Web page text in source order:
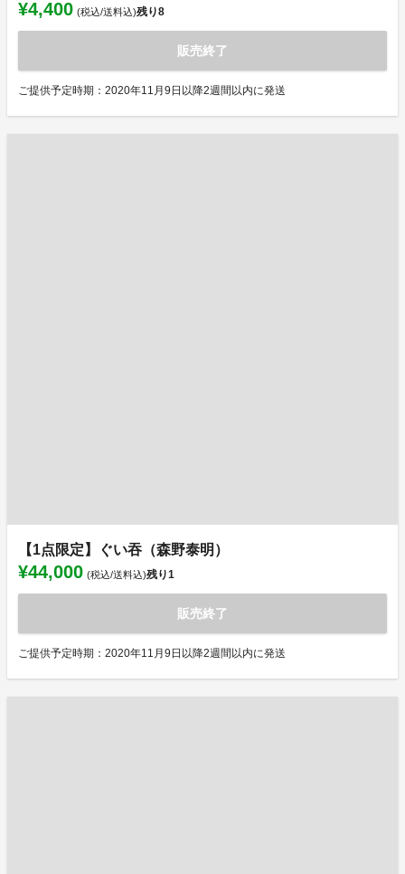
¥4,400 (税込/送料込)残り8
販売終了
ご提供予定時期：2020年11月9日以降2週間以内に発送
【1点限定】ぐい吞（森野泰明）
¥44,000 (税込/送料込)残り1
販売終了
ご提供予定時期：2020年11月9日以降2週間以内に発送